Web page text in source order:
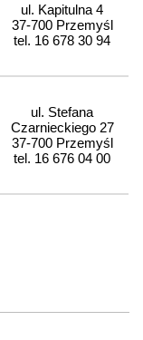
ul. Kapitulna 4
37-700 Przemyśl
tel. 16 678 30 94
ul. Stefana
Czarnieckiego 27
37-700 Przemyśl
tel. 16 676 04 00